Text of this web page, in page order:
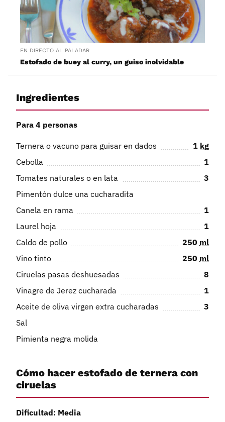
EN DIRECTO AL PALADAR
Estofado de buey al curry, un guiso inolvidable
Ingredientes
Para 4 personas
Ternera o vacuno para guisar en dados 1 kg
Cebolla
1
Tomates naturales o en lata
3
Pimentón dulce una cucharadita
Canela en rama
1
Laurel hoja
1
Caldo de pollo
250 ml
Vino tinto
250 ml
Ciruelas pasas deshuesadas
8
Vinagre de Jerez cucharada
1
Aceite de oliva virgen extra cucharadas
3
Sal
Pimienta negra molida
Cómo hacer estofado de ternera con
ciruelas
Dificultad: Media